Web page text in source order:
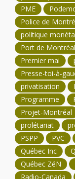
PME
Police de
politique
Port de Montréal
Premier mai
Presse-toi-à-
privatisation
Programme
Projet-Montréal
prolétariat
PSPP
PVC
Québec Inc
Québec ZéN
Radio-Canada